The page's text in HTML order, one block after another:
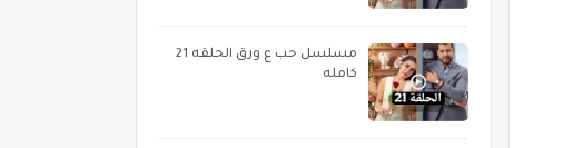
مسلسل حب ع ورق الحلقه 21
كامله